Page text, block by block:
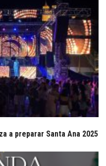
a preparar Santa Ana 2025